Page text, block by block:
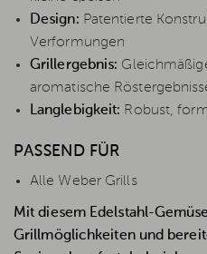
Design: Patentierte
Verformungen
Grillergebnis:
aromatische
Langlebigkeit: Robust,
PASSEND FÜR
Alle Weber Grills
Mit diesem Edelstahl-
Grillmöglichkeiten und